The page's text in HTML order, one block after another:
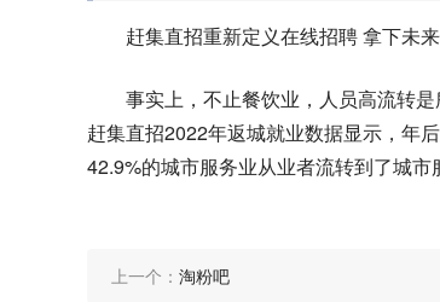
赶集直招重新定义在线招聘 拿下未
事实上，不止餐饮业，人员高流转
赶集直招2022年返城就业数据显示，年
42.9%的城市服务业从业者流转到了城市
上一个： 淘粉吧